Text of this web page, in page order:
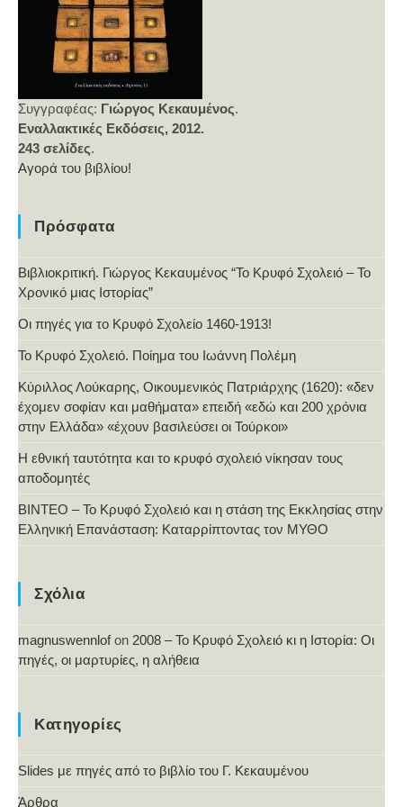
Συγγραφέας: Γιώργος Κεκαυμένος.
Εναλλακτικές Εκδόσεις, 2012.
243 σελίδες.
Αγορά του βιβλίου!
Πρόσφατα
Βιβλιοκριτική. Γιώργος Κεκαυμένος “Το Κρυφό Σχολειό – Το
Χρονικό μιας Ιστορίας”
Οι πηγές για το Κρυφό Σχολείο 1460-1913!
Το Κρυφό Σχολειό. Ποίημα του Ιωάννη Πολέμη
Κύριλλος Λούκαρης, Οικουμενικός Πατριάρχης (1620): «δεν
έχομεν σοφίαν και μαθήματα» επειδή «εδώ και 200 χρόνια
στην Ελλάδα» «έχουν βασιλεύσει οι Τούρκοι»
Η εθνική ταυτότητα και το κρυφό σχολειό νίκησαν τους
αποδομητές
ΒΙΝΤΕΟ – Το Κρυφό Σχολειό και η στάση της Εκκλησίας στην
Ελληνική Επανάσταση: Καταρρίπτοντας τον ΜΥΘΟ
Σχόλια
magnuswennlofon 2008 – Το Κρυφό Σχολειό κι η Ιστορία: Οι
πηγές, οι μαρτυρίες, η αλήθεια
Κατηγορίες
Slides με πηγές από το βιβλίο του Γ. Κεκαυμένου
Άρθρα